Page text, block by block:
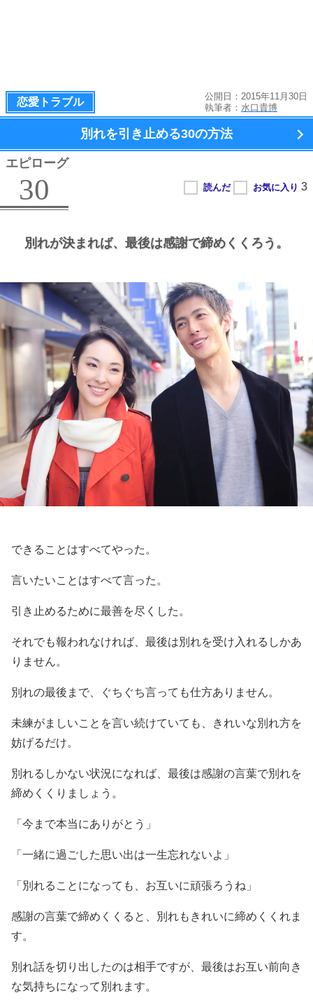
恋愛トラブル
公開日：2015年11月30日
執筆者： 水口貴博
別れを引き止める30の方法
エピローグ
30
別れが決まれば、 最後は感謝で締めくくろう。
できることはすべてやった。
言いたいことはすべて言った。
引き止めるために最善を尽くした。
それでも報われなければ、最後は別れを受け入れるしかあ
りません。
別れの最後まで、ぐちぐち言っても仕方ありません。
未練がましいことを言い続けていても、きれいな別れ方を
妨げるだけ。
別れるしかない状況になれば、最後は感謝の言葉で別れを
締めくくりましょう。
「今まで本当にありがとう」
「一緒に過ごした思い出は一生忘れないよ」
「別れることになっても、お互いに頑張ろうね」
感謝の言葉で締めくくると、別れもきれいに締めくくれま
す。
別れ話を切り出したのは相手ですが、最後はお互い前向き
な気持ちになって別れます。